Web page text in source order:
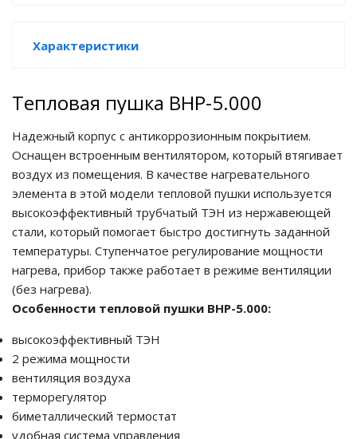
Характеристики
Тепловая пушка BHP-5.000
Надежный корпус с антикоррозионным покрытием.
Оснащен встроенным вентилятором, который втягивает
воздух из помещения. В качестве нагревательного
элемента в этой модели тепловой пушки используется
высокоэффективный трубчатый ТЭН из нержавеющей
стали, который помогает быстро достигнуть заданной
температуры. Ступенчатое регулирование мощности
нагрева, прибор также работает в режиме вентиляции
(без нагрева).
Особенности тепловой пушки BHP-5.000:
высокоэффективный ТЭН
2 режима мощности
вентиляция воздуха
терморегулятор
биметаллический термостат
удобная система управления